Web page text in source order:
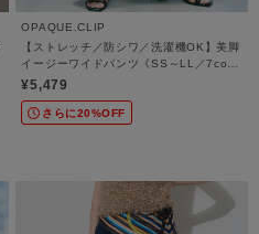
OPAQUE.CLIP
【ストレッチ／防シワ／洗濯機OK】美脚
イージーワイドパンツ《SS～LL／7col
／セットアップ可／丈が選べる》
¥5,479
さらに20%OFF